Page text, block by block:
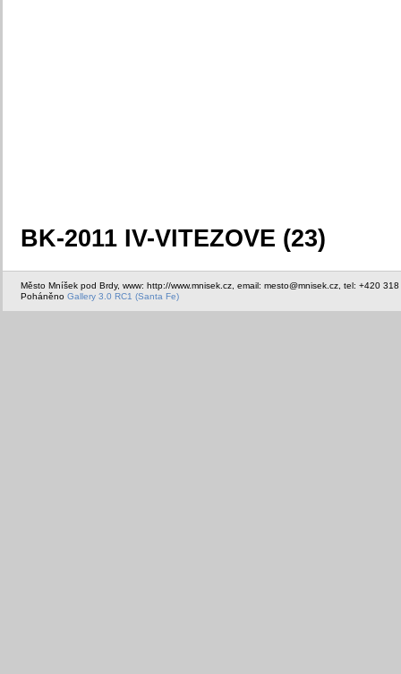
BK-2011 IV-VITEZOVE (23)
Město Mníšek pod Brdy, www: http://www.mnisek.cz, email: mesto@mnisek.cz, tel: +420
Poháněno Gallery 3.0 RC1 (Santa Fe)